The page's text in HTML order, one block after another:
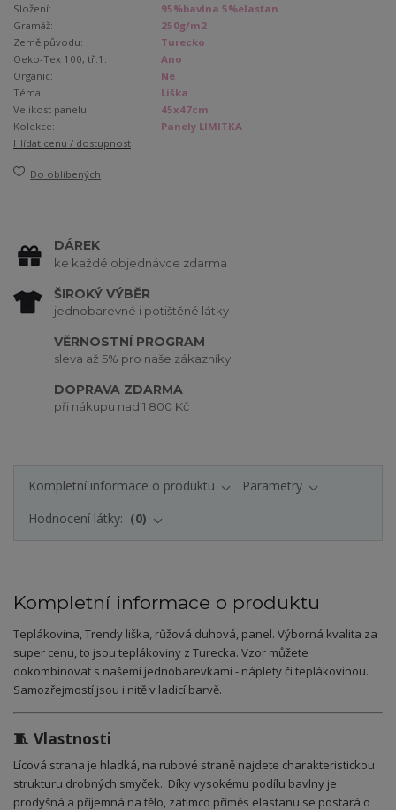
Složení:
95%bavlna 5%elastan
Gramáž:
250g/m2
Země původu:
Turecko
Oeko-Tex 100, tř.1:
Ano
Organic:
Ne
Téma:
Liška
Velikost panelu:
45x47cm
Kolekce:
Panely LIMITKA
Hlídat cenu / dostupnost
Do oblíbených
DÁREK
ke každé objednávce zdarma
ŠIROKÝ VÝBĚR
jednobarevné i potištěné látky
VĚRNOSTNÍ PROGRAM
sleva až 5% pro naše zákazníky
DOPRAVA ZDARMA
při nákupu nad 1 800 Kč
Kompletní informace o produktu
Parametry
Hodnocení látky:
0
Kompletní informace o produktu
Teplákovina, Trendy liška, růžová duhová, panel. Výborná kvalita za
super cenu, to jsou teplákoviny z Turecka. Vzor můžete
dokombinovat s našemi jednobarevkami - náplety či teplákovinou.
Samozřejmostí jsou i nitě v ladicí barvě.
🧵 Vlastnosti
Lícová strana je hladká, na rubové straně najdete charakteristickou
strukturu drobných smyček. Díky vysokému podílu bavlny je
prodyšná a příjemná na tělo, zatímco příměs elastanu se postará o